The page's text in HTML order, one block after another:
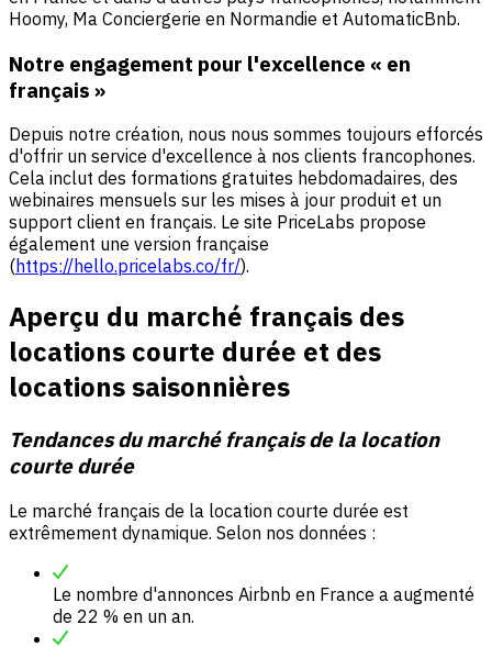
Hoomy, Ma Conciergerie en Normandie et AutomaticBnb.
Notre engagement pour l'excellence « en
français »
Depuis notre création, nous nous sommes toujours efforcés
d'offrir un service d'excellence à nos clients francophones.
Cela inclut des formations gratuites hebdomadaires, des
webinaires mensuels sur les mises à jour produit et un
support client en français. Le site PriceLabs propose
également une version française
(https://hello.pricelabs.co/fr/).
Aperçu du marché français des
locations courte durée et des
locations saisonnières
Tendances du marché français de la location
courte durée
Le marché français de la location courte durée est
extrêmement dynamique. Selon nos données :
Le nombre d'annonces Airbnb en France a augmenté
de 22 % en un an.